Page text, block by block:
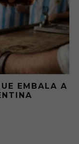
MUDOU A